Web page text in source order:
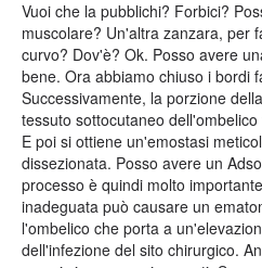
Vuoi che la pubblichi? Forbici?
muscolare? Un'altra zanzara, per
curvo? Dov'è? Ok. Posso avere
bene. Ora abbiamo chiuso i bordi
Successivamente, la porzione
tessuto sottocutaneo
E poi si ottiene un'emostasi
dissezionata. Posso avere un
processo è quindi molto
inadeguata può causare un
l'ombelico che porta a
dell'infezione del sito chirurgico.